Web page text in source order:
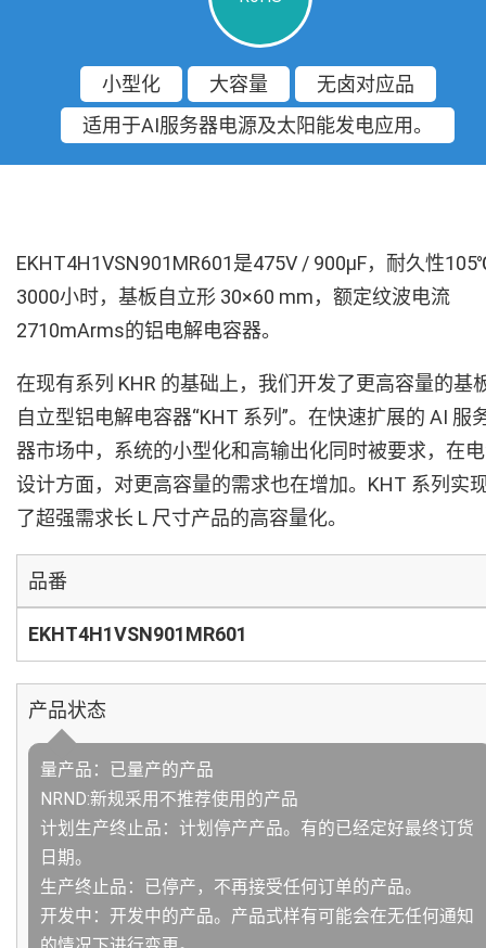
小型化 大容量
无卤对应品
适用于AI服务器电源及太阳能发电应用。
EKHT4H1VSN901MR601是475V / 900µF，耐久性
3000小时，基板自立形 30×60 mm，额定纹波电流
2710mArms的铝电解电容器。
在现有系列 KHR 的基础上，我们开发了更高容量的基
自立型铝电解电容器“KHT 系列”。在快速扩展的 AI 服
器市场中，系统的小型化和高输出化同时被要求，在
设计方面，对更高容量的需求也在增加。KHT 系列实
了超强需求长 L 尺寸产品的高容量化。
品番
EKHT4H1VSN901MR601
产品状态
量产品：已量产的产品
NRND:新规采用不推荐使用的产品
计划生产终止品：计划停产产品。有的已经定好最终订货
日期。
生产终止品：已停产，不再接受任何订单的产品。
开发中：开发中的产品。产品式样有可能会在无任何通知